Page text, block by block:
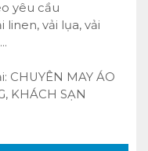
yêu cầu
linen, vải lụa, vải
CHUYÊN MAY ÁO
KHÁCH SẠN